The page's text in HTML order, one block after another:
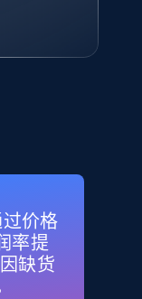
价格
率提
缺货